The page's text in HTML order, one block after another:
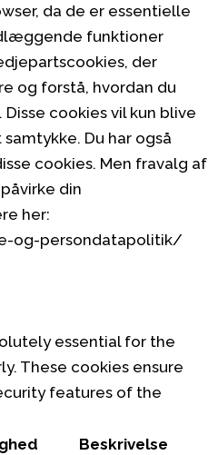
da de er essentielle
funktioner
der
og forstå, hvordan du
cookies vil kun blive
Du har også
cookies. Men fravalg af
din
her:
og-persondatapolitik/
essential for the
These cookies ensure
features of the
Beskrivelse